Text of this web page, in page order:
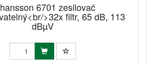
6701 zesilovač
>32x filtr, 65 dB, 113
dBµV